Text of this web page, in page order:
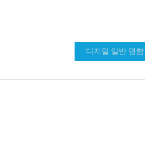
디지털 일반 명함